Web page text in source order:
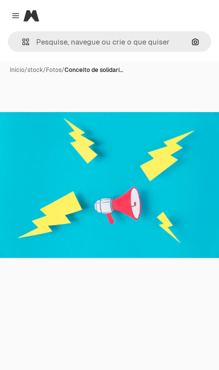
Close menu
Magnific
Início/stock/Fotos/Conceito de solidari…